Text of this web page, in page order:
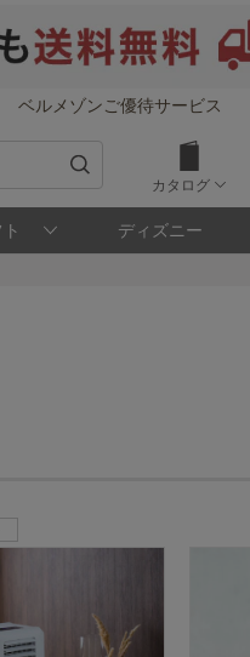
ベルメゾンご優待サービス
カタログ
ディズニー